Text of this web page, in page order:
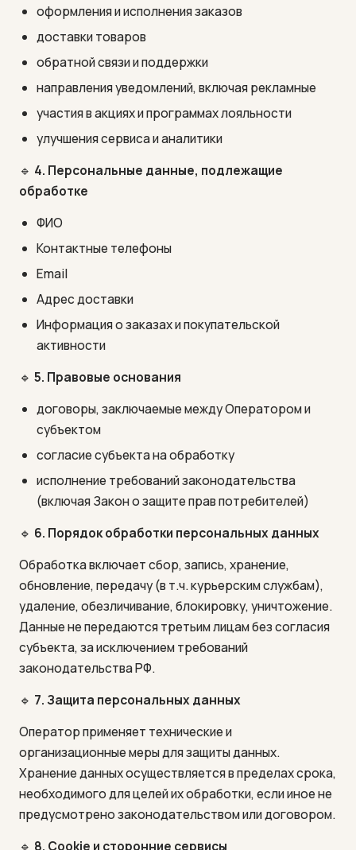
оформления и исполнения заказов
доставки товаров
обратной связи и поддержки
направления уведомлений, включая рекламные
участия в акциях и программах лояльности
улучшения сервиса и аналитики
🔹 4. Персональные данные, подлежащие
обработке
ФИО
Контактные телефоны
Email
Адрес доставки
Информация о заказах и покупательской
активности
🔹 5. Правовые основания
договоры, заключаемые между Оператором и
субъектом
согласие субъекта на обработку
исполнение требований законодательства
(включая Закон о защите прав потребителей)
🔹 6. Порядок обработки персональных данных
Обработка включает сбор, запись, хранение,
обновление, передачу (в т.ч. курьерским службам),
удаление, обезличивание, блокировку, уничтожение.
Данные не передаются третьим лицам без согласия
субъекта, за исключением требований
законодательства РФ.
🔹 7. Защита персональных данных
Оператор применяет технические и
организационные меры для защиты данных.
Хранение данных осуществляется в пределах срока,
необходимого для целей их обработки, если иное не
предусмотрено законодательством или договором.
🔹 8. Cookie и сторонние сервисы